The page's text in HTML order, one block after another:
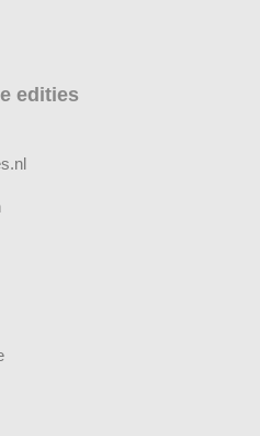
edities